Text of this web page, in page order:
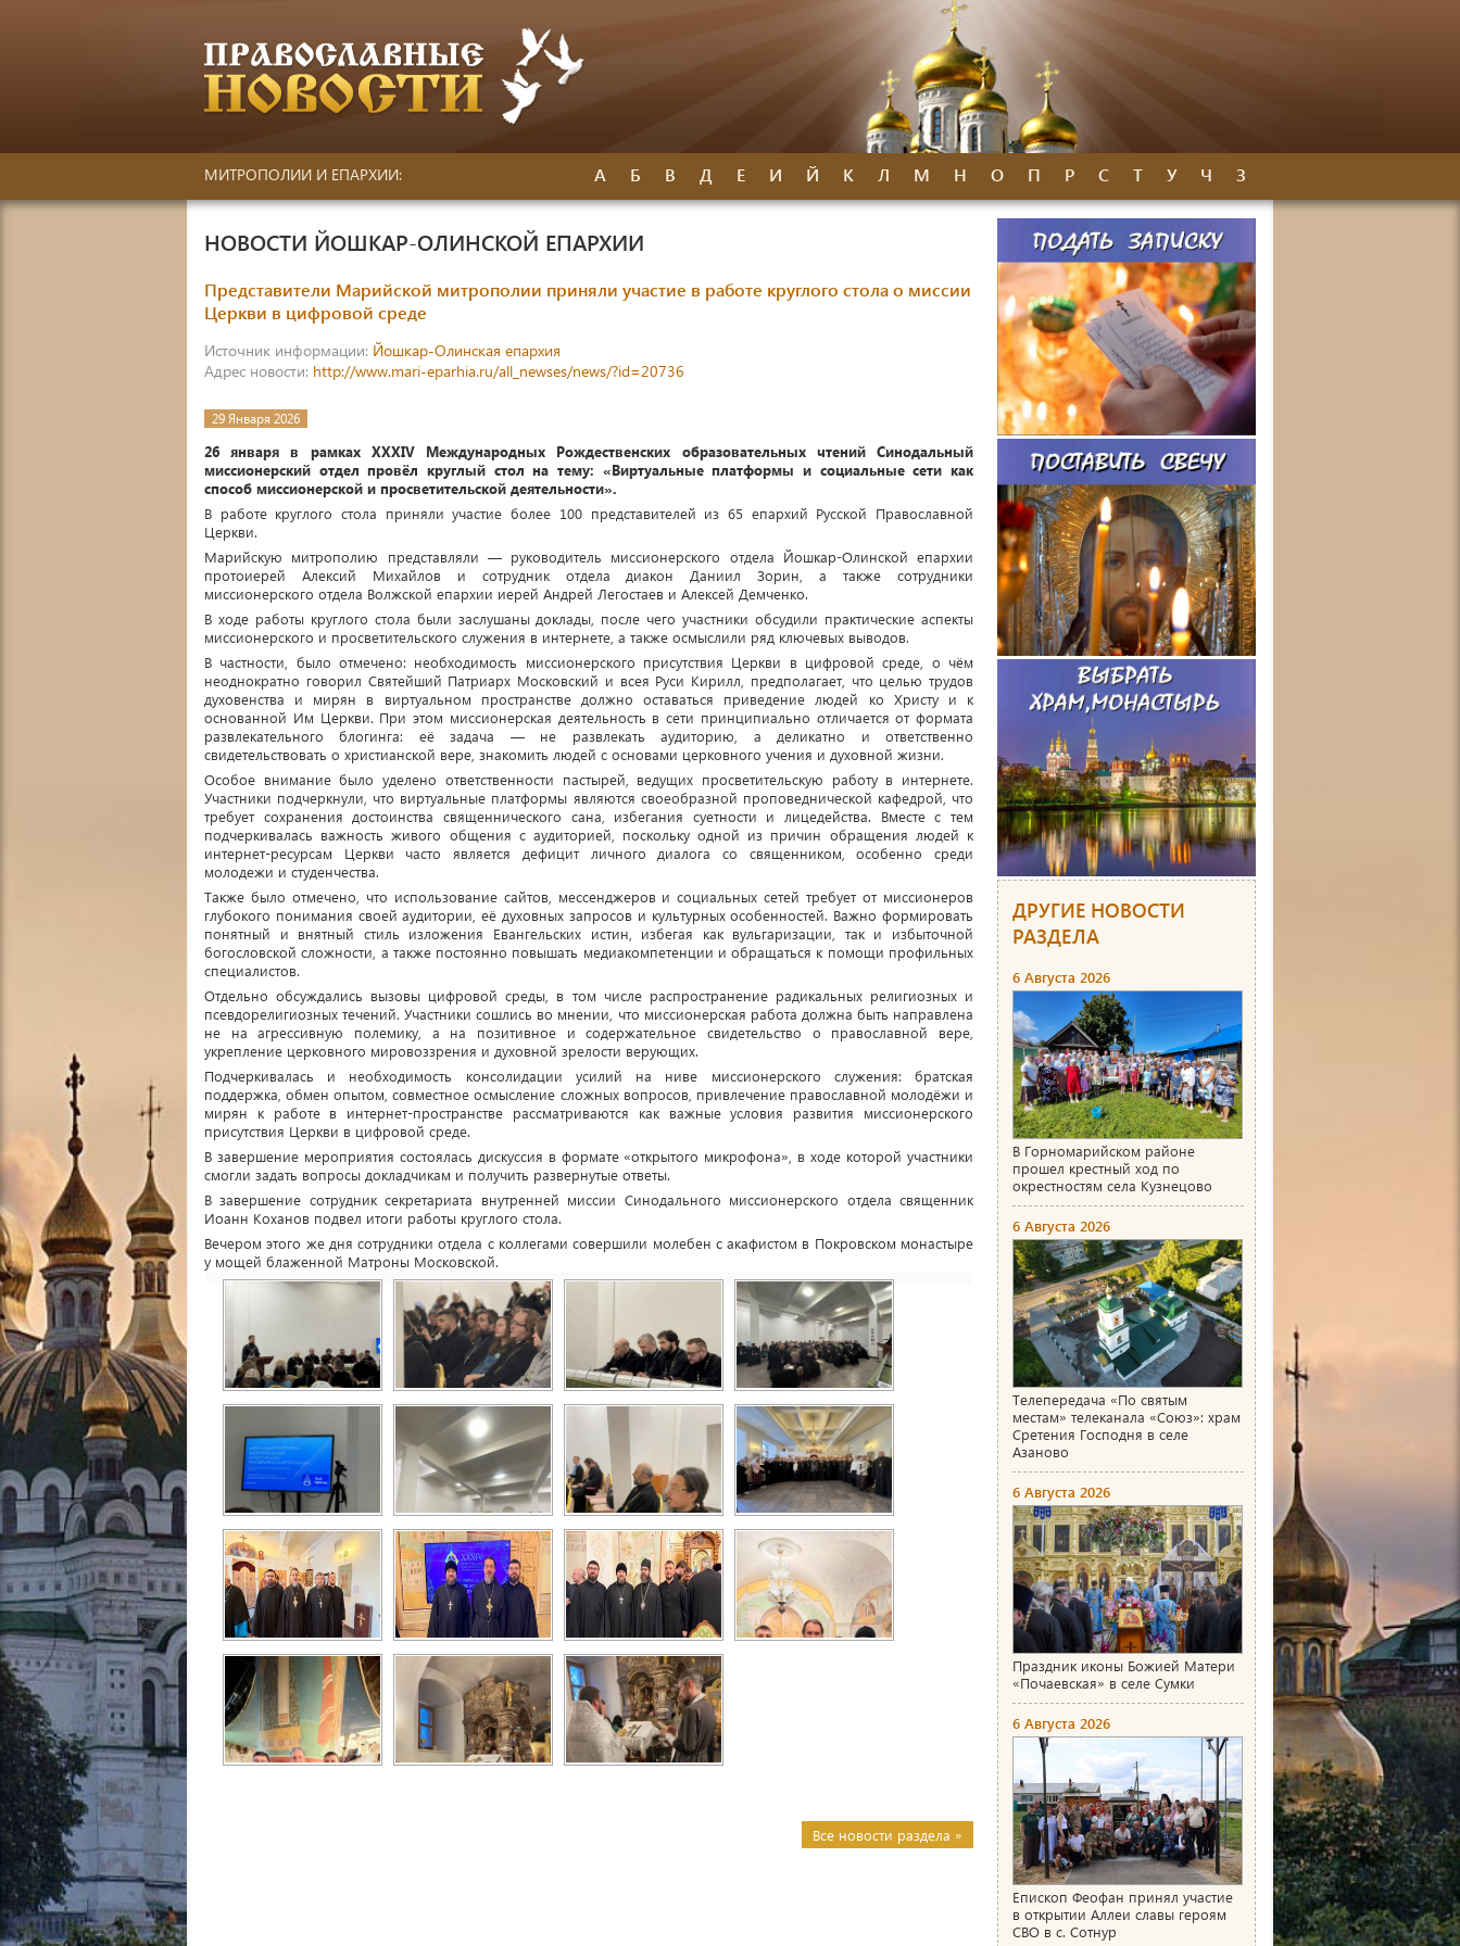
МИТРОПОЛИИ И ЕПАРХИИ: А Б В Д Е И Й К Л М Н О П Р С Т У Ч З
НОВОСТИ ЙОШКАР-ОЛИНСКОЙ ЕПАРХИИ
Представители Марийской митрополии приняли участие в работе круглого стола о миссии
Церкви в цифровой среде
Источник информации: Йошкар-Олинская епархия
Адрес новости: http://www.mari-eparhia.ru/all_newses/news/?id=20736
29 Января 2026
26 января в рамках XXXIV Международных Рождественских образовательных чтений Синодальный
миссионерский отдел провёл круглый стол на тему: «Виртуальные платформы и социальные сети как
способ миссионерской и просветительской деятельности».
В работе круглого стола приняли участие более 100 представителей из 65 епархий Русской Православной
Церкви.
Марийскую митрополию представляли — руководитель миссионерского отдела Йошкар-Олинской епархии
протоиерей Алексий Михайлов и сотрудник отдела диакон Даниил Зорин, а также сотрудники
миссионерского отдела Волжской епархии иерей Андрей Легостаев и Алексей Демченко.
В ходе работы круглого стола были заслушаны доклады, после чего участники обсудили практические аспекты
миссионерского и просветительского служения в интернете, а также осмыслили ряд ключевых выводов.
В частности, было отмечено: необходимость миссионерского присутствия Церкви в цифровой среде, о чём
неоднократно говорил Святейший Патриарх Московский и всея Руси Кирилл, предполагает, что целью трудов
духовенства и мирян в виртуальном пространстве должно оставаться приведение людей ко Христу и к
основанной Им Церкви. При этом миссионерская деятельность в сети принципиально отличается от формата
развлекательного блогинга: её задача — не развлекать аудиторию, а деликатно и ответственно
свидетельствовать о христианской вере, знакомить людей с основами церковного учения и духовной жизни.
Особое внимание было уделено ответственности пастырей, ведущих просветительскую работу в интернете.
Участники подчеркнули, что виртуальные платформы являются своеобразной проповеднической кафедрой, что
требует сохранения достоинства священнического сана, избегания суетности и лицедейства. Вместе с тем
подчеркивалась важность живого общения с аудиторией, поскольку одной из причин обращения людей к
интернет-ресурсам Церкви часто является дефицит личного диалога со священником, особенно среди
молодежи и студенчества.
Также было отмечено, что использование сайтов, мессенджеров и социальных сетей требует от миссионеров
глубокого понимания своей аудитории, её духовных запросов и культурных особенностей. Важно формировать
понятный и внятный стиль изложения Евангельских истин, избегая как вульгаризации, так и избыточной
богословской сложности, а также постоянно повышать медиакомпетенции и обращаться к помощи профильных
специалистов.
Отдельно обсуждались вызовы цифровой среды, в том числе распространение радикальных религиозных и
псевдорелигиозных течений. Участники сошлись во мнении, что миссионерская работа должна быть направлена
не на агрессивную полемику, а на позитивное и содержательное свидетельство о православной вере,
укрепление церковного мировоззрения и духовной зрелости верующих.
Подчеркивалась и необходимость консолидации усилий на ниве миссионерского служения: братская
поддержка, обмен опытом, совместное осмысление сложных вопросов, привлечение православной молодёжи и
мирян к работе в интернет-пространстве рассматриваются как важные условия развития миссионерского
присутствия Церкви в цифровой среде.
В завершение мероприятия состоялась дискуссия в формате «открытого микрофона», в ходе которой участники
смогли задать вопросы докладчикам и получить развернутые ответы.
В завершение сотрудник секретариата внутренней миссии Синодального миссионерского отдела священник
Иоанн Коханов подвел итоги работы круглого стола.
Вечером этого же дня сотрудники отдела с коллегами совершили молебен с акафистом в Покровском монастыре
у мощей блаженной Матроны Московской.
Все новости раздела »
ДРУГИЕ НОВОСТИ
РАЗДЕЛА
6 Августа 2026
В Горномарийском районе
прошел крестный ход по
окрестностям села Кузнецово
6 Августа 2026
Телепередача «По святым
местам» телеканала «Союз»: храм
Сретения Господня в селе
Азаново
6 Августа 2026
Праздник иконы Божией Матери
«Почаевская» в селе Сумки
6 Августа 2026
Епископ Феофан принял участие
в открытии Аллеи славы героям
СВО в с. Сотнур